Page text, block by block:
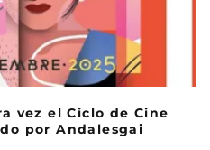
vez el Ciclo de Cine
por Andalesgai